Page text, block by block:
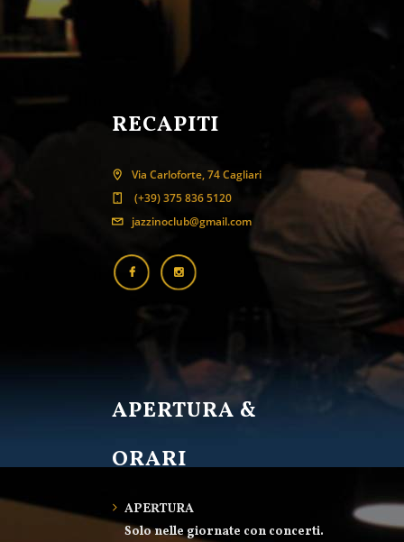
RECAPITI
Via Carloforte, 74 Cagliari
(+39) 375 836 5120
jazzinoclub@gmail.com
APERTURA &
ORARI
APERTURA
Solo nelle giornate con concerti.